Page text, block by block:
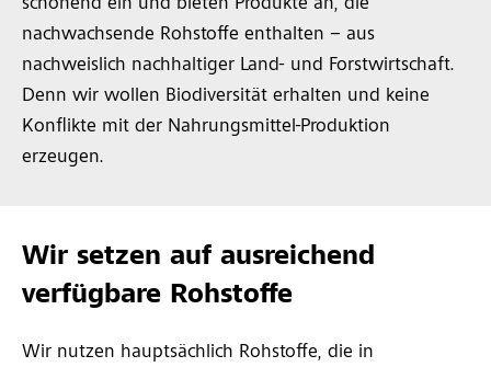
schonend ein und bieten Produkte an, die
nachwachsende Rohstoffe enthalten – aus
nachweislich nachhaltiger Land- und Forstwirtschaft.
Denn wir wollen Biodiversität erhalten und keine
Konflikte mit der Nahrungsmittel-Produktion
erzeugen.
Wir setzen auf ausreichend
verfügbare Rohstoffe
Wir nutzen hauptsächlich Rohstoffe, die in